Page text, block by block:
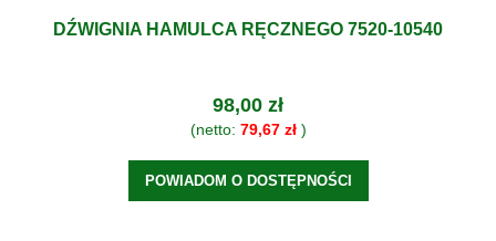
DŹWIGNIA HAMULCA RĘCZNEGO 7520-10540
98,00 zł
(netto: 79,67 zł)
POWIADOM O DOSTĘPNOŚCI